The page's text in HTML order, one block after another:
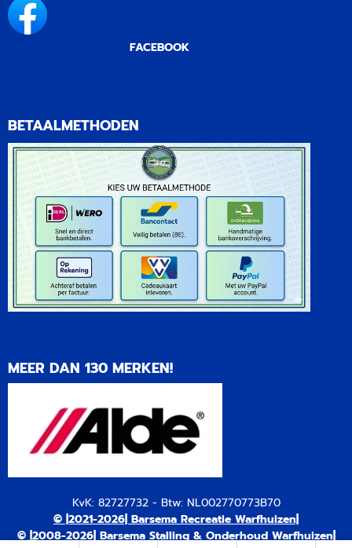
FACEBOOK
BETAALMETHODEN
MEER DAN 130 MERKEN!
KvK: 82727732 - Btw: NL002770773B70
© |2021-2026| Barsema Recreatie Warfhuizen|
© |2008-2026| Barsema Stalling & Onderhoud Warfhuizen|